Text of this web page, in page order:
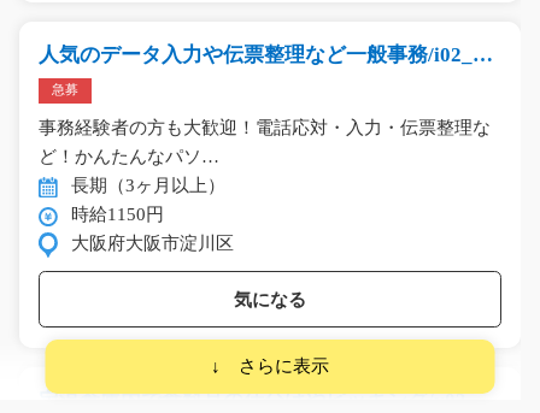
人気のデータ入力や伝票整理など一般事務/i02_00
342
急募
事務経験者の方も大歓迎！電話応対・入力・伝票整理な
ど！かんたんなパソ…
長期（3ヶ月以上）
時給1150円
大阪府大阪市淀川区
気になる
定温倉庫内で食料品の仕分けやピッキング/y03_00